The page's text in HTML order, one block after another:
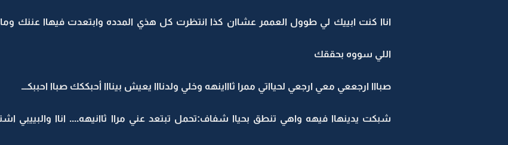
اناا كنت ابييك لي طوول العممر عشاان كذا انتظرت كل هذي المدده وابتعدت فيهاا عننك
اللي سووه بحققك
صبااا ارجععي معي ارجعي لحيااتي ممرا ثاااينهه وخلي ولدنااا يعيش بينااا أحبككك صباا احببكـــ
شبكت يدينهاا فيهه واهي تنطق بحياا شفاف:تحمل تبتعد عني مراا ثاانيهه.... اناا والبييبي